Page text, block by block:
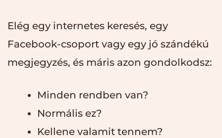
Elég egy internetes keresés, egy
Facebook-csoport vagy egy jó szándékú
megjegyzés, és máris azon gondolkodsz:
Minden rendben van?
Normális ez?
Kellene valamit tennem?